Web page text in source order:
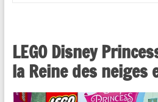
LEGO Disney
la Reine des